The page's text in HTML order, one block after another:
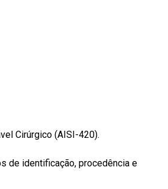
Cirúrgico (AISI-420).
de identificação, procedência e